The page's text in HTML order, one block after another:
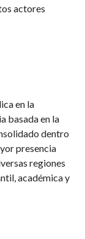
actores
en la
basada en la
dentro
presencia
regiones
académica y